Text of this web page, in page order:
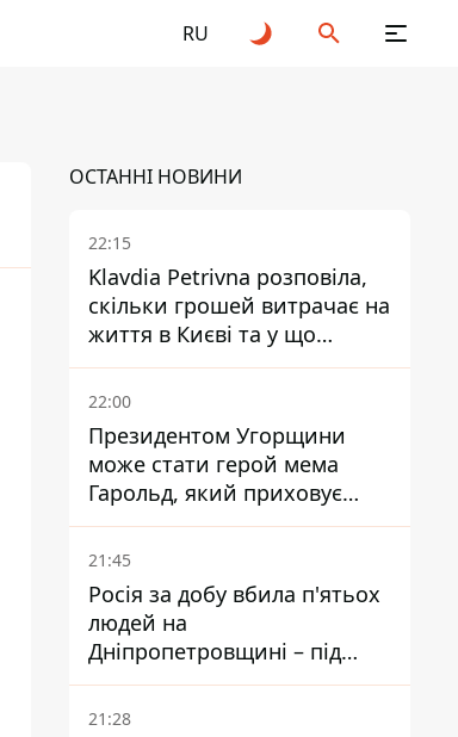
RU
ОСТАННІ НОВИНИ
22:15
Klavdia Petrivna розповіла,
скільки грошей витрачає на
життя в Києві та у що
вкладає мільйони
22:00
Президентом Угорщини
може стати герой мема
Гарольд, який приховує
біль – він очолив народне
голосування
21:45
Росія за добу вбила п'ятьох
людей на
Дніпропетровщині – під
ударами опинилися п'ять
районів області
21:28